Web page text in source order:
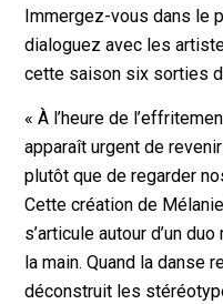
Immergez-vous dans le
dialoguez avec les
cette saison six sorties
« À l’heure de
apparaît urgent de
plutôt que de regarder
Cette création de
s’articule autour d’un
la main. Quand la danse
déconstruit les